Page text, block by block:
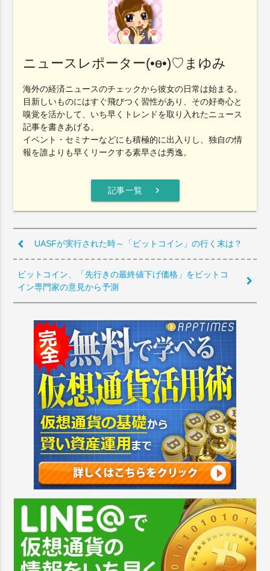
ニュースレポーター(•ө•)♡まゆみ
海外の経済ニュースのチェックから彼女の日常は始まる。
目新しいものにはすぐ飛びつく習性があり、その好奇心と
嗅覚を活かして、いち早くトレンドを取り入れたニュース
記事を書きあげる。
イベント・セミナーなどにも積極的に出入りし、独自の情
報を誰よりも早くリークする素早さは秀逸。
記事一覧 chevron_right
UASFが実行された時～「ビットコイン」の行く末は？
ビットコイン、「先行きの最終値下げ価格」をビットコ
イン専門家の意見から予測